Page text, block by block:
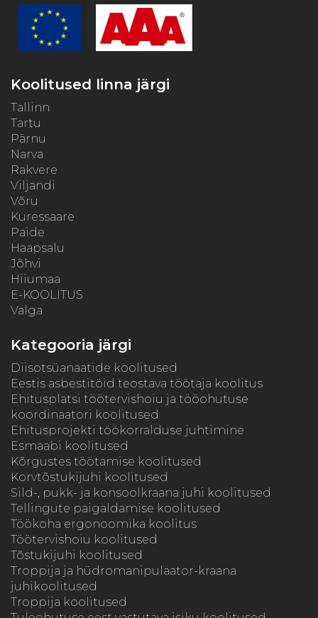
Koolitused linna järgi
Tallinn
Tartu
Pärnu
Narva
Rakvere
Viljandi
Võru
Kuressaare
Paide
Haapsalu
Jõhvi
Hiiumaa
E-KOOLITUS
Valga
Kategooria järgi
Diisotsüanaatide koolitused
Eestis asbestitöid teostava töötaja koolitus
Ehitusplatsi töötervishoiu ja tööohutuse
koordinaatori koolitused
Ehitusprojekti töökorralduse juhtimine
Esmaabi koolitused
Kõrgustes töötamise koolitused
Korvtõstukijuhi koolitused
Sild-, pukk- ja konsoolkraana juhi koolitused
Tellingute paigaldamise koolitused
Töökoha ergonoomika koolitus
Töötervishoiu koolitused
Tõstukijuhi koolitused
Troppija ja hüdromanipulaator-kraana
juhikoolitused
Troppija koolitused